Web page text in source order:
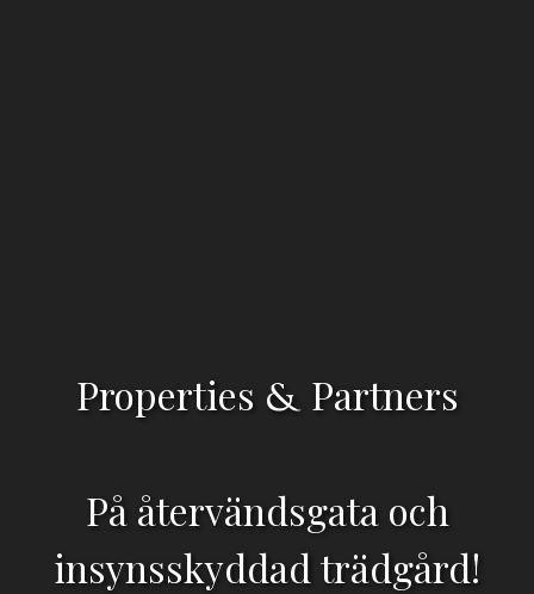
Properties & Partners
På återvändsgata och
insynsskyddad trädgård!